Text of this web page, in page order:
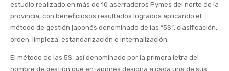
estudio realizado en más de 10 aserraderos Pymes del norte de la
provincia, con beneficiosos resultados logrados aplicando el
método de gestión japonés denominado de las “5S”: clasificación,
orden, limpieza, estandarización e internalización.
El método de las 5S, así denominado por la primera letra del
nombre de gestión que en japonés designa a cada una de sus